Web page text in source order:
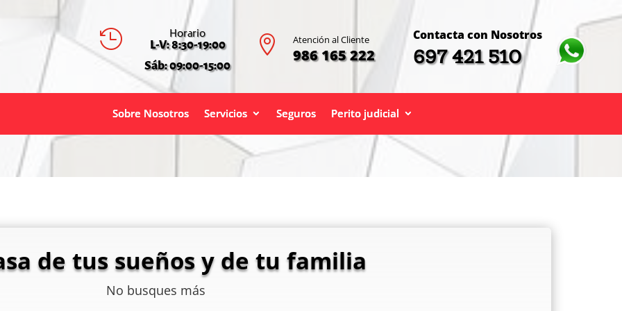
 Horario
L-V: 8:30-19:00
Sáb: 09:00-15:00
 Atención al Cliente
986 165 222
Contacta con Nosotros
697 421 510
Sobre Nosotros Servicios Seguros Perito judicial
de tus sueños y de tu familia
No busques más